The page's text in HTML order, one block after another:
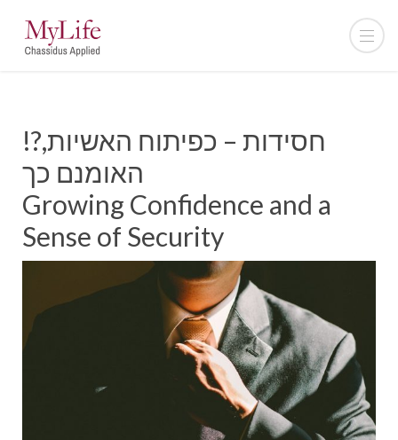
!?חסידות – כפיתוח האשיות,
האומנם כך
Growing Confidence and a
Sense of Security